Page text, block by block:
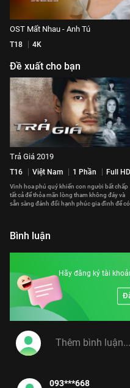
OST Mất Nhau - Anh Tú
T18 4K
Đề xuất cho bạn
Trả Giá 2019
T16 Việt Nam 1 Phần Full HD
Vinh hoa phú quý khiến con người bất chấp
tất cả để thỏa mãn lòng tham không đáy và
sẵn sàng đánh đổi hạnh phúc gia đình để có
Bình luận
Hãy đăng ký tài
093***668